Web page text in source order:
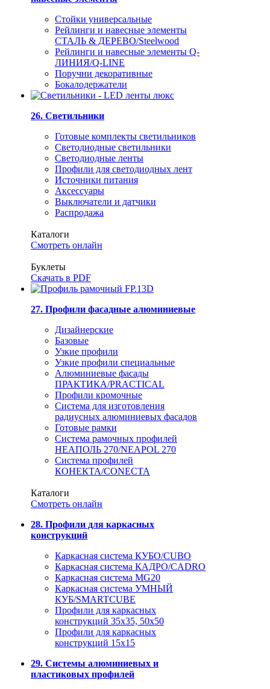
Стойки универсальные
Рейлинги и навесные элементы
СТАЛЬ & ДЕРЕВО/Steelwood
Рейлинги и навесные элементы Q-
ЛИНИЯ/Q-LINE
Поручни декоративные
Бокалодержатели
26. Светильники
Готовые комплекты светильников
Светодиодные светильники
Светодиодные ленты
Профили для светодиодных лент
Источники питания
Аксессуары
Выключатели и датчики
Распродажа
Каталоги
Смотреть онлайн
Буклеты
Скачать в PDF
27. Профили фасадные алюминиевые
Дизайнерские
Базовые
Узкие профили
Узкие профили специальные
Алюминиевые фасады
ПРАКТИКА/PRACTICAL
Профили кромочные
Система для изготовления
радиусных алюминиевых фасадов
Готовые рамки
Система рамочных профилей
НЕАПОЛЬ 270/NEAPOL 270
Система профилей
КОНЕКТА/CONECTA
Каталоги
Смотреть онлайн
28. Профили для каркасных
конструкций
Каркасная система КУБО/CUBO
Каркасная система КАДРО/CADRO
Каркасная система MG20
Каркасная система УМНЫЙ
КУБ/SMARTCUBE
Профили для каркасных
конструкций 35x35, 50x50
Профили для каркасных
конструкций 15х15
29. Системы алюминиевых и
пластиковых профилей